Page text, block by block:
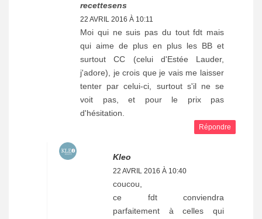
recettesens
22 AVRIL 2016 À 10:11
Moi qui ne suis pas du tout fdt mais
qui aime de plus en plus les BB et
surtout CC (celui d'Estée Lauder,
j'adore), je crois que je vais me laisser
tenter par celui-ci, surtout s'il ne se
voit pas, et pour le prix pas
d'hésitation.
Répondre
Kleo
22 AVRIL 2016 À 10:40
coucou,
ce fdt conviendra
parfaitement à celles qui